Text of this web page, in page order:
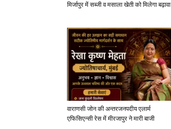
मिर्जापुर में सब्जी व मसाला खेती को मिलेगा बढ़ावा
वाराणसी जोन की अन्तरजनपदीय एलार्म
एफिसिएन्सी रेस में मीरजापुर ने मारी बाजी